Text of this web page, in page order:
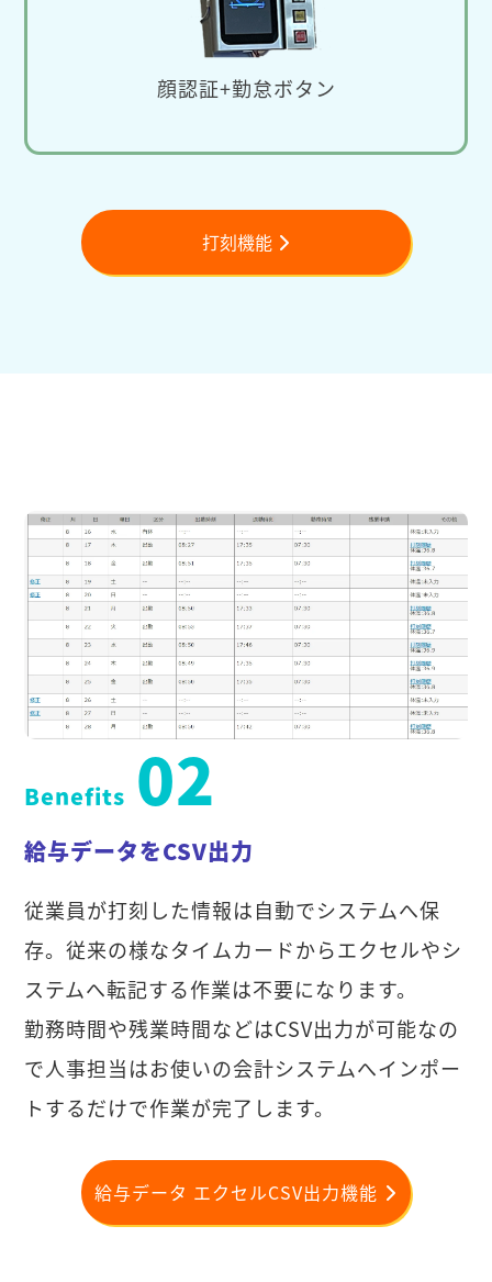
顔認証+勤怠ボタン
打刻機能
Benefits 02
給与データをCSV出力
従業員が打刻した情報は自動でシステムへ保
存。従来の様なタイムカードからエクセルやシ
ステムへ転記する作業は不要になります。
勤務時間や残業時間などはCSV出力が可能なの
で人事担当はお使いの会計システムへインポー
トするだけで作業が完了します。
給与データ エクセルCSV出力機能